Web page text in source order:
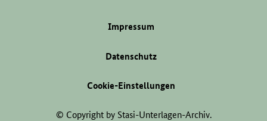
Impressum
Datenschutz
Cookie-Einstellungen
© Copyright by Stasi-Unterlagen-Archiv.